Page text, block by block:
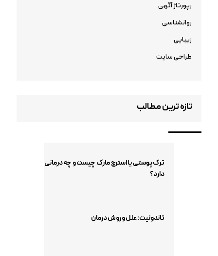
رپورتاژ آگهی
روانشناسی
زیبایی
طراحی سایت
تازه ترین مطالب
ترک پوستی یا استرچ مارک چیست و چه درمانی
دارد؟
تاندونیت: علل و روش درمان